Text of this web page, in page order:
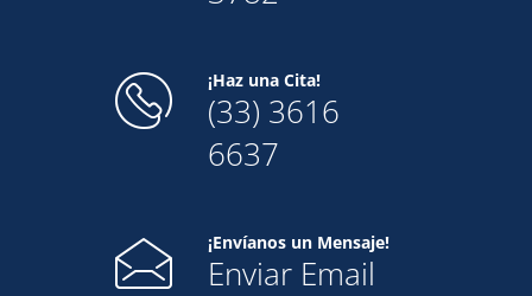
¡Haz una Cita!
(33) 3616
6637
¡Envíanos un Mensaje!
Enviar Email